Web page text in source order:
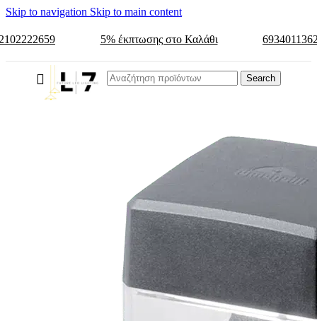
Skip to navigation Skip to main content
5% έκπτωσης στο Καλάθι
Search